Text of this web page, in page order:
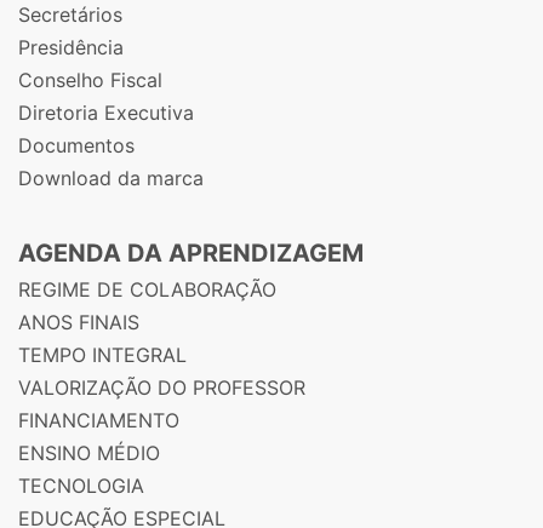
Secretários
Presidência
Conselho Fiscal
Diretoria Executiva
Documentos
Download da marca
AGENDA DA APRENDIZAGEM
REGIME DE COLABORAÇÃO
ANOS FINAIS
TEMPO INTEGRAL
VALORIZAÇÃO DO PROFESSOR
FINANCIAMENTO
ENSINO MÉDIO
TECNOLOGIA
EDUCAÇÃO ESPECIAL